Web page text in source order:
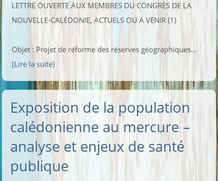
LETTRE OUVERTE AUX MEMBRES DU CONGRÈS DE LA
NOUVELLE-CALÉDONIE, ACTUELS OU A VENIR (1)
Objet : Projet de réforme des réserves géographiques...
[Lire la suite]
Exposition de la population
calédonienne au mercure –
analyse et enjeux de santé
publique